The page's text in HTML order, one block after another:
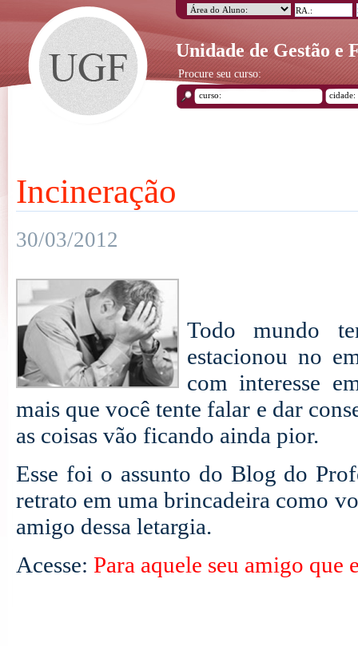
Unidade de Gestão e
Procure seu curso:
Incineração
30/03/2012
Todo mundo
estacionou no
com interesse
mais que você tente falar e dar
as coisas vão ficando ainda pior.
Esse foi o assunto do Blog do
retrato em uma brincadeira como
amigo dessa letargia.
Acesse: Para aquele seu amigo